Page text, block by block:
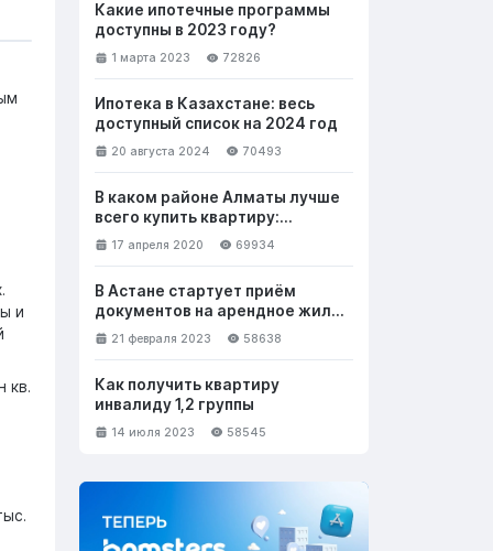
и
кв.
Какие ипотечные программы
доступны в 2023 году?
1 марта 2023 72826
Ипотека в Казахстане: весь
доступный список на 2024 год
20 августа 2024 70493
В каком районе Алматы лучше
всего купить квартиру:
выбираем новостройку. Часть 1
17 апреля 2020 69934
В Астане стартует приём
документов на арендное жильё
с правом выкупа
21 февраля 2023 58638
Как получить квартиру
инвалиду 1,2 группы
14 июля 2023 58545